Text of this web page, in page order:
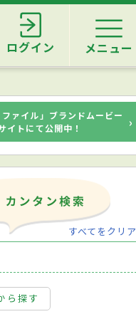
ログイン メニュー
ファイル」ブランドムービー
イトにて公開中！
›
すべてをクリア
ら探す